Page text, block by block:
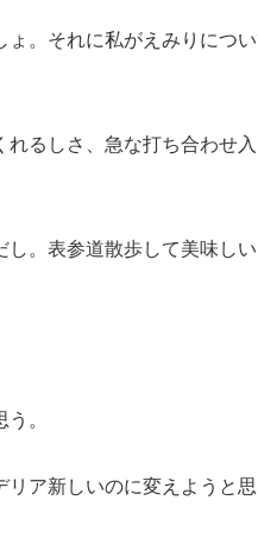
。それに私がえみりにつ
るしさ、急な打ち合わせ
。表参道散歩して美味し
。
ア新しいのに変えようと